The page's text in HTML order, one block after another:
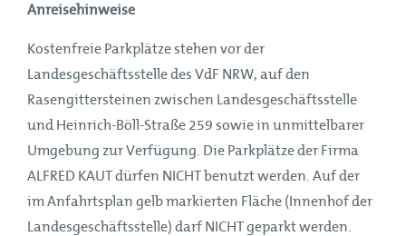
Anreisehinweise
Kostenfreie Parkplätze stehen vor der
Landesgeschäftsstelle des VdF NRW, auf den
Rasengittersteinen zwischen Landesgeschäftsstelle
und Heinrich-Böll-Straße 259 sowie in unmittelbarer
Umgebung zur Verfügung. Die Parkplätze der Firma
ALFRED KAUT dürfen NICHT benutzt werden. Auf der
im Anfahrtsplan gelb markierten Fläche (Innenhof der
Landesgeschäftsstelle) darf NICHT geparkt werden.